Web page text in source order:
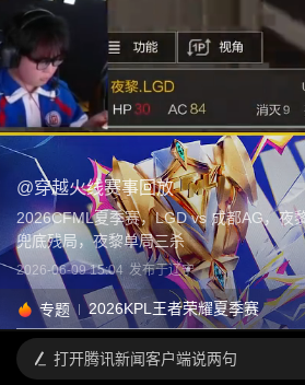
@穿越火线赛事回放
2026CFML夏季赛，LGD vs 成都AG，夜
兜底残局，夜黎单局三杀
2026-06-09 15:04 发布于辽宁
专题 2026KPL王者荣耀夏季赛
打开腾讯新闻客户端说两句